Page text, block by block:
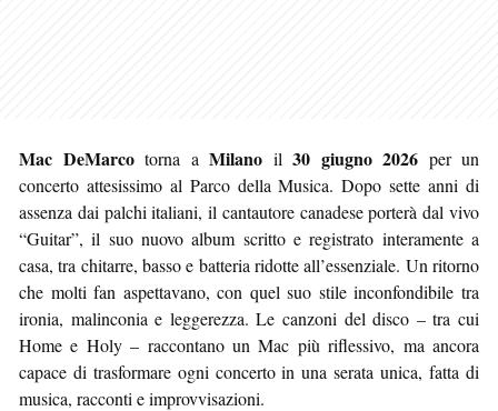
Mac DeMarcotorna a Milano il 30 giugno 2026 per un
concerto attesissimo al Parco della Musica. Dopo sette anni di
assenza dai palchi italiani, il cantautore canadese porterà dal vivo
“Guitar”, il suo nuovo album scritto e registrato interamente a
casa, tra chitarre, basso e batteria ridotte all’essenziale. Un ritorno
che molti fan aspettavano, con quel suo stile inconfondibile tra
ironia, malinconia e leggerezza. Le canzoni del disco – tra cui
Home e Holy – raccontano un Mac più riflessivo, ma ancora
capace di trasformare ogni concerto in una serata unica, fatta di
musica, racconti e improvvisazioni.